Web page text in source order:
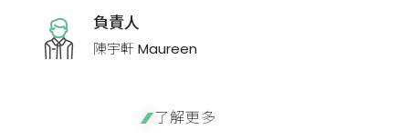
負責人
陳宇軒 Maureen
了解更多